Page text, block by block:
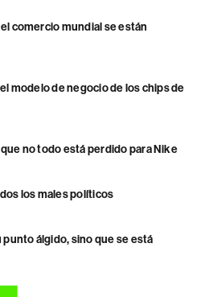
comercio mundial se están
modelo de negocio de los chips de
no todo está perdido para Nike
los males políticos
álgido, sino que se está